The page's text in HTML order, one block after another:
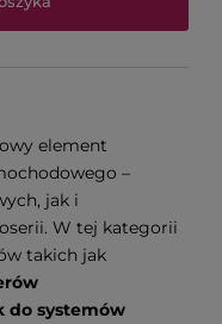
element
–
jak i
W tej kategorii
takich jak
do systemów